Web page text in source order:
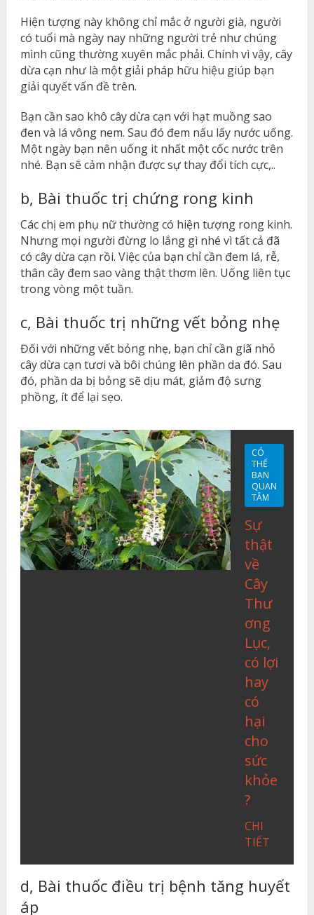
Hiện tượng này không chỉ mắc ở người già, người
có tuổi mà ngày nay những người trẻ như chúng
mình cũng thường xuyên mắc phải. Chính vì vậy, cây
dừa cạn như là một giải pháp hữu hiệu giúp bạn
giải quyết vấn đề trên.
Bạn cần sao khô cây dừa cạn với hạt muồng sao
đen và lá vông nem. Sau đó đem nấu lấy nước uống.
Một ngày bạn nên uống it nhất một cốc nước trên
nhé. Bạn sẽ cảm nhận được sự thay đổi tích cực,..
b, Bài thuốc trị chứng rong kinh
Các chị em phụ nữ thường có hiện tượng rong kinh.
Nhưng mọi người đừng lo lắng gì nhé vì tất cả đã
có cây dừa cạn rồi. Việc của bạn chỉ cần đem lá, rễ,
thân cây đem sao vàng thật thơm lên. Uống liên tục
trong vòng một tuần.
c, Bài thuốc trị những vết bỏng nhẹ
Đối với những vết bỏng nhẹ, bạn chỉ cần giã nhỏ
cây dừa cạn tươi và bôi chúng lên phần da đó. Sau
đó, phần da bị bỏng sẽ dịu mát, giảm độ sưng
phồng, ít để lại sẹo.
CÓ
THỂ
BẠN
QUAN
TÂM
Sự
thật
về
Cây
Thư
ơng
Lục,
có lợi
hay
có
hại
cho
sức
khỏe
?
CHI
TIẾT
d, Bài thuốc điều trị bệnh tăng huyết
áp